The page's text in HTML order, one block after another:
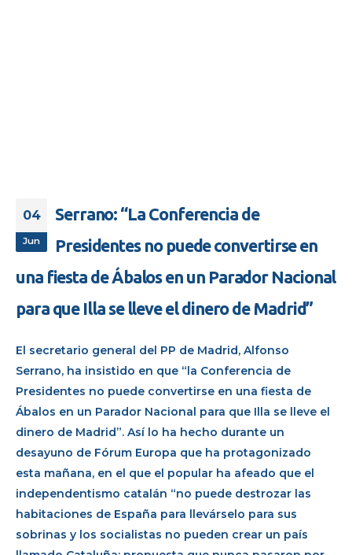
04
Jun
Serrano: “La Conferencia de
Presidentes no puede convertirse en
una fiesta de Ábalos en un Parador Nacional
para que Illa se lleve el dinero de Madrid”
El secretario general del PP de Madrid, Alfonso
Serrano, ha insistido en que “la Conferencia de
Presidentes no puede convertirse en una fiesta de
Ábalos en un Parador Nacional para que Illa se lleve el
dinero de Madrid”. Así lo ha hecho durante un
desayuno de Fórum Europa que ha protagonizado
esta mañana, en el que el popular ha afeado que el
independentismo catalán “no puede destrozar las
habitaciones de España para llevárselo para sus
sobrinas y los socialistas no pueden crear un país